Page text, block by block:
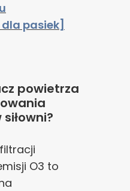
pasiek]
powietrza
O3 to